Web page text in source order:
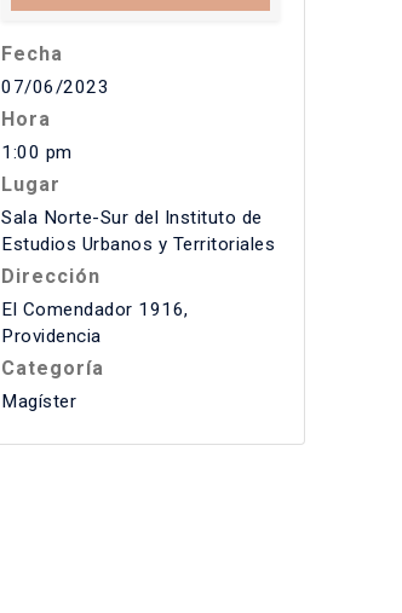
Fecha
07/06/2023
Hora
1:00 pm
Lugar
Sala Norte-Sur del Instituto de
Estudios Urbanos y Territoriales
Dirección
El Comendador 1916,
Providencia
Categoría
Magíster